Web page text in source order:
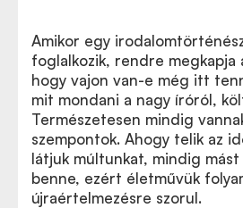
Amikor egy
foglalkozik, rendre megkapja
hogy vajon van-e még itt
mit mondani a nagy íróról,
Természetesen mindig
szempontok. Ahogy telik az
látjuk múltunkat, mindig mást
benne, ezért életművük
újraértelmezésre szorul.